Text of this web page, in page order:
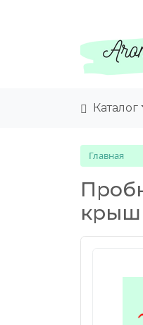
Каталог
Главная